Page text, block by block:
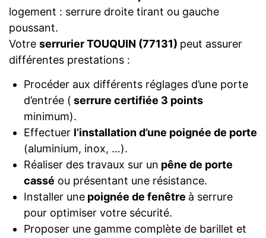
logement : serrure droite tirant ou gauche
poussant.
Votre serrurier TOUQUIN (77131) peut assurer
différentes prestations :
Procéder aux différents réglages d’une porte
d’entrée ( serrure certifiée 3 points
minimum).
Effectuer l’installation d’une poignée de porte
(aluminium, inox, …).
Réaliser des travaux sur un pêne de porte
cassé ou présentant une résistance.
Installer unepoignée de fenêtre à serrure
pour optimiser votre sécurité.
Proposer une gamme complète de barillet et